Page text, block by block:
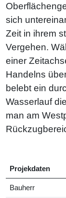
sich
Zeit in ihrem
Vergehen.
einer
Handelns
belebt ein
Wasserlauf
man am
Projekdaten
Bauherr